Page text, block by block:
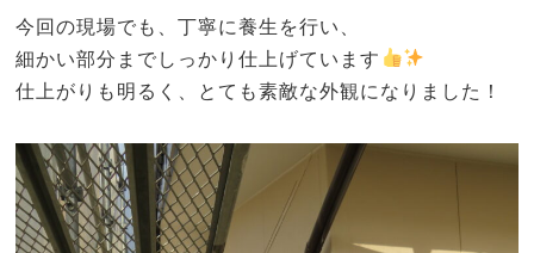
今回の現場でも、丁寧に養生を行い、
細かい部分までしっかり仕上げています
仕上がりも明るく、とても素敵な外観になりました！